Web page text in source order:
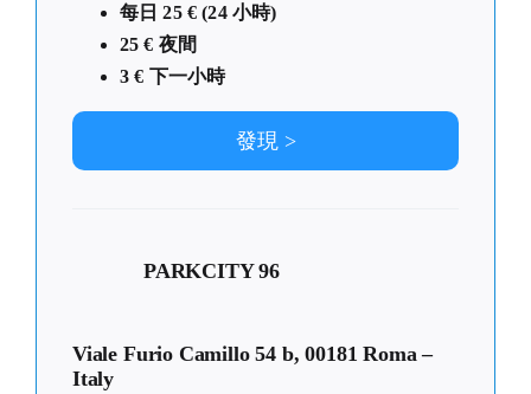
每日 25 € (24 小時)
25 € 夜間
3 € 下一小時
發現 >
PARKCITY 96
Viale Furio Camillo 54 b, 00181 Roma –
Italy